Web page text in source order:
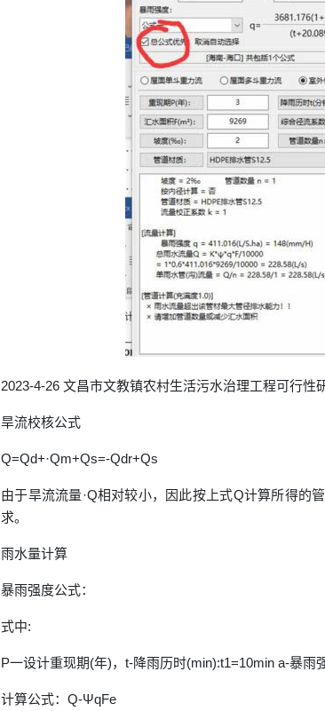
2023-4-26 文昌市文教镇农村生活污水治理工程可行性
旱流校核公式
Q=Qd+·Qm+Qs=-Qdr+Qs
由于旱流流量·Q相对较小，因此按上式Q计算所得的
求。
雨水量计算
暴雨强度公式：
式中:
P一设计重现期(年)，t-降雨历时(min):t1=10min a-暴雨
计算公式：Q-ΨqFe